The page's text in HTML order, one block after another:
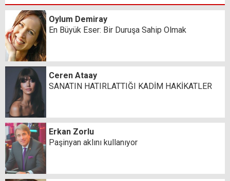
Oylum Demiray
En Büyük Eser: Bir Duruşa Sahip Olmak
Ceren Ataay
SANATIN HATIRLATTIĞI KADİM HAKİKATLER
Erkan Zorlu
Paşinyan aklını kullanıyor